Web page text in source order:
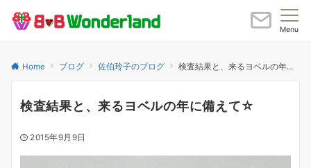
Menu
Home ブログ 佐伯玲子のブログ 検査結果と、来るヨベルの年に備えて☆
検査結果と、来るヨベルの年に備えて☆
2015年9月9日